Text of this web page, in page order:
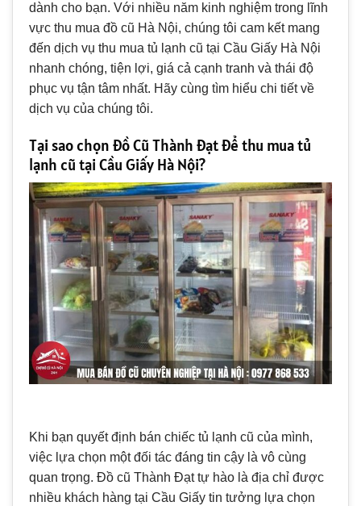
dành cho bạn. Với nhiều năm kinh nghiệm trong lĩnh
vực thu mua đồ cũ Hà Nội, chúng tôi cam kết mang
đến dịch vụ thu mua tủ lạnh cũ tại Cầu Giấy Hà Nội
nhanh chóng, tiện lợi, giá cả cạnh tranh và thái độ
phục vụ tận tâm nhất. Hãy cùng tìm hiểu chi tiết về
dịch vụ của chúng tôi.
Tại sao chọn Đồ Cũ Thành Đạt để thu mua tủ
lạnh cũ tại Cầu Giấy Hà Nội?
Khi bạn quyết định bán chiếc tủ lạnh cũ của mình,
việc lựa chọn một đối tác đáng tin cậy là vô cùng
quan trọng. Đồ cũ Thành Đạt tự hào là địa chỉ được
nhiều khách hàng tại Cầu Giấy tin tưởng lựa chọn